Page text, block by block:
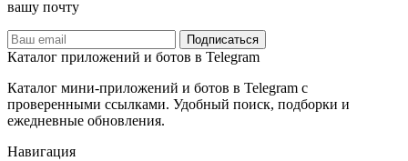
вашу почту
Подписаться
Каталог приложений и ботов в Telegram
Каталог мини-приложений и ботов в Telegram с
проверенными ссылками. Удобный поиск, подборки и
ежедневные обновления.
Навигация